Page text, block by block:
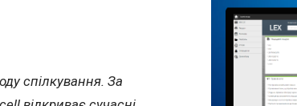
спілкування. За